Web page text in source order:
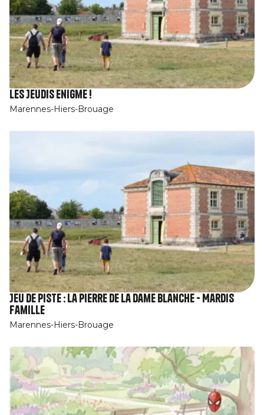
Les Jeudis Enigme !
Marennes-Hiers-Brouage
Jeu de piste : La pierre de la Dame Blanche - Mardis
Famille
Marennes-Hiers-Brouage